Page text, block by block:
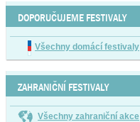
DOPORUČUJEME FESTIVALY
Všechny domácí festivaly
ZAHRANIČNÍ FESTIVALY
Všechny zahraniční akce